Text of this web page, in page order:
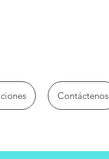
Contáctenos